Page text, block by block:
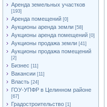
Аренда земельных участков
[193]
Аренда помещений [0]
Аукционы аренда земли [58]
Аукционы аренда помещений [0]
Аукционы продажа земли [41]
Аукционы продажа помещений
[2]
Бизнес [11]
Вакансии [11]
Власть [24]
ГОУ-УПФР в Целинном районе
[67]
Градостроительство [1]